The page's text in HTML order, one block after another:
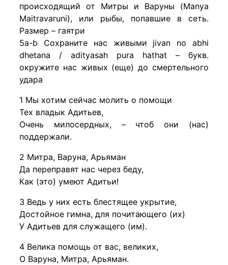
происходящий от Митры и Варуны (Manya
Maitravaruni), или рыбы, попавшие в сеть.
Размер – гаятри
5a-b Сохраните нас живыми jivan no abhi
dhetana / adityasah pura hathat – букв.
окружите нас живых (еще) до смертельного
удара
1 Мы хотим сейчас молить о помощи
Тех владык Адитьев,
Очень милосердных, – чтоб они (нас)
поддержали.
2 Митра, Варуна, Арьяман
Да переправят нас через беду,
Как (это) умеют Адитьи!
3 Ведь у них есть блестящее укрытие,
Достойное гимна, для почитающего (их)
У Адитьев для служащего (им).
4 Велика помощь от вас, великих,
О Варуна, Митра, Арьяман.